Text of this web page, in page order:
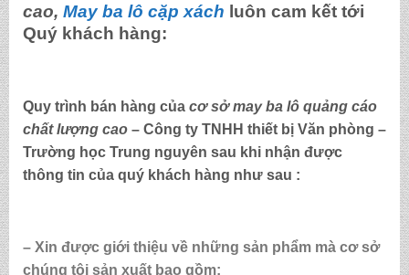
cao, May ba lô cặp xách luôn cam kết tới
Quý khách hàng:
Quy trình bán hàng của cơ sở may ba lô quảng cáo
chất lượng cao – Công ty TNHH thiết bị Văn phòng –
Trường học Trung nguyên sau khi nhận được
thông tin của quý khách hàng như sau :
– Xin được giới thiệu về những sản phẩm mà cơ sở
chúng tôi sản xuất bao gồm: